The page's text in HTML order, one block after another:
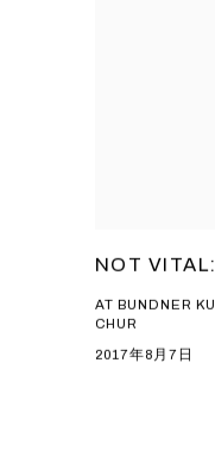
NOT
AT BUNDNER
CHUR
2017年8月7日